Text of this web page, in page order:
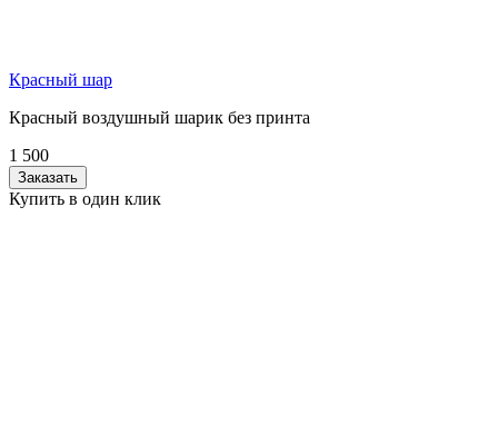
Красный шар
Красный воздушный шарик без принта
1 500
Заказать
Купить в один клик